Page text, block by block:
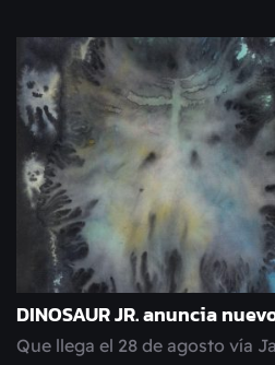
DINOSAUR JR. anuncia
Que llega el 28 de agosto vía